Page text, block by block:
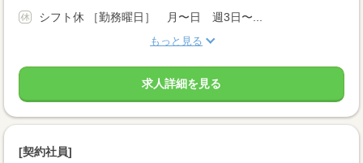
シフト休 ［勤務曜日］ 月〜日 週3日〜...
もっと見る
求人詳細を見る
[契約社員]